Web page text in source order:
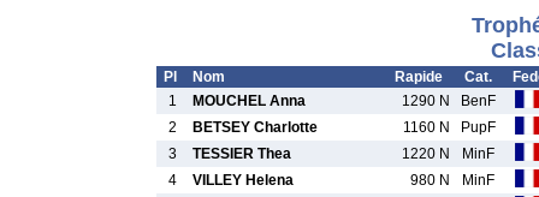
Pl Nom Rapide Cat.
1
MOUCHEL Anna 1290 N
BenF
2
BETSEY Charlotte 1160 N
PupF
3
TESSIER Thea 1220 N
MinF
4
VILLEY Helena 980 N
MinF